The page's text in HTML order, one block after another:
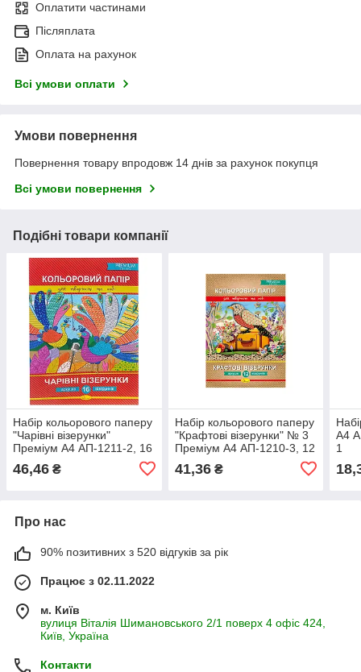
Оплатити частинами
Післяплата
Оплата на рахунок
Всі умови оплати
Умови повернення
Повернення товару впродовж 14 днів за рахунок покупця
Всі умови повернення
Подібні товари компанії
Набір кольорового паперу
"Чарівні візерунки"
Преміум А4 АП-1211-2, 16
46,46 ₴
Набір кольорового паперу
"Крафтові візерунки" № 3
Преміум А4 АП-1210-3, 12
41,36₴
А4
1
Про нас
90% позитивних з 520 відгуків за рік
Працює з 02.11.2022
м. Київ
вулиця Віталія Шимановського 2/1 поверх 4 офіс 424,
Київ, Україна
Контакти